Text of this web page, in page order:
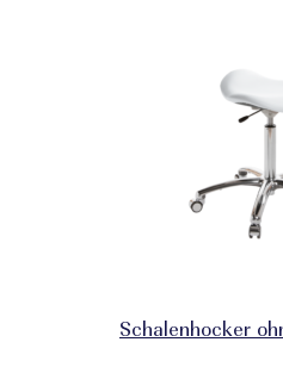
Schalenhocker